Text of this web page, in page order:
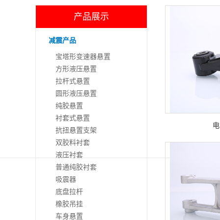
产品展示
减震产品
宝塔形变速器悬置
方形液压悬置
拉杆式悬置
圆形液压悬置
纯胶悬置
衬套式悬置
抗扭悬置支架
双胶料衬套
液压衬套
普通纯胶衬套
吸震器
底盘拉杆
橡胶吊挂
车身悬置